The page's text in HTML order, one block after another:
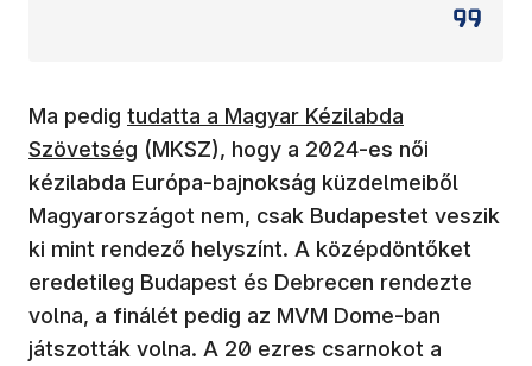
Ma pedig tudatta a Magyar Kézilabda
Szövetség (MKSZ), hogy a 2024-es női
kézilabda Európa-bajnokság küzdelmeiből
Magyarországot nem, csak Budapestet veszik
ki mint rendező helyszínt. A középdöntőket
eredetileg Budapest és Debrecen rendezte
volna, a finálét pedig az MVM Dome-ban
játszották volna. A 20 ezres csarnokot a